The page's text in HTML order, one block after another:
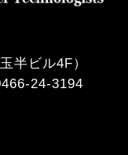
半ビル4F）
24-3194